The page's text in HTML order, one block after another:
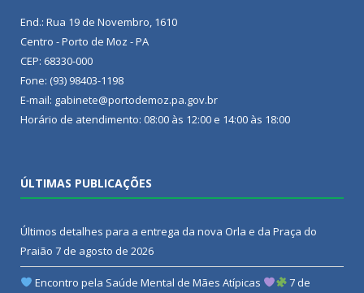
End.: Rua 19 de Novembro, 1610
Centro - Porto de Moz - PA
CEP: 68330-000
Fone: (93) 98403-1198
E-mail: gabinete@portodemoz.pa.gov.br
Horário de atendimento: 08:00 às 12:00 e 14:00 às 18:00
ÚLTIMAS PUBLICAÇÕES
Últimos detalhes para a entrega da nova Orla e da Praça do
Praião 7 de agosto de 2026
Encontro pela Saúde Mental de Mães Atípicas
7 de